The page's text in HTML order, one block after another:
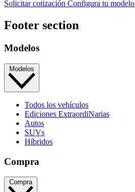
Solicitar cotización Configura tu modelo
Footer section
Modelos
Modelos
Todos los vehículos
Ediciones ExtraordiNarias
Autos
SUVs
Híbridos
Compra
Compra